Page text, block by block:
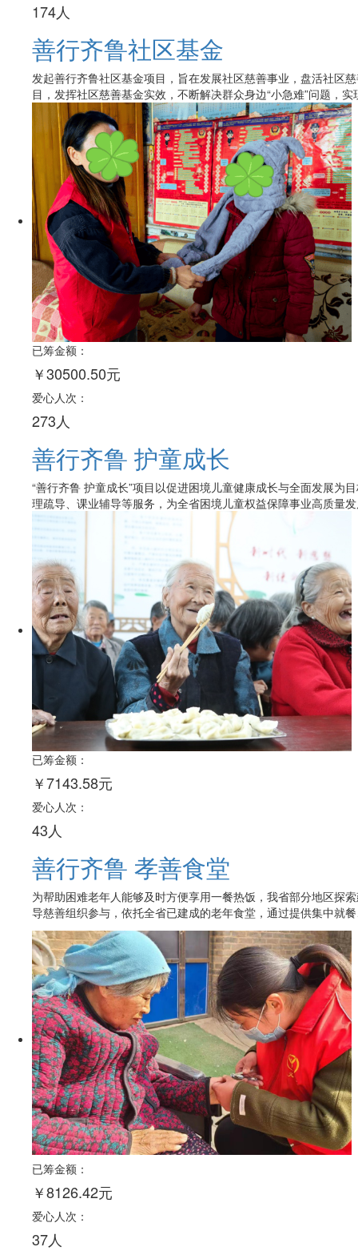
174人
善行齐鲁社区基金
发起善行齐鲁社区基金项目，旨在发展社区慈善事业，盘活社区
目，发挥社区慈善基金实效，不断解决群众身边“小急难”问题，实
已筹金额：
￥30500.50元
爱心人次：
273人
善行齐鲁 护童成长
“善行齐鲁 护童成长”项目以促进困境儿童健康成长与全面发展
理疏导、课业辅导等服务，为全省困境儿童权益保障事业高质量
已筹金额：
￥7143.58元
爱心人次：
43人
善行齐鲁 孝善食堂
为帮助困难老年人能够及时方便享用一餐热饭，我省部分地区探
导慈善组织参与，依托全省已建成的老年食堂，通过提供集中就
已筹金额：
￥8126.42元
爱心人次：
37人